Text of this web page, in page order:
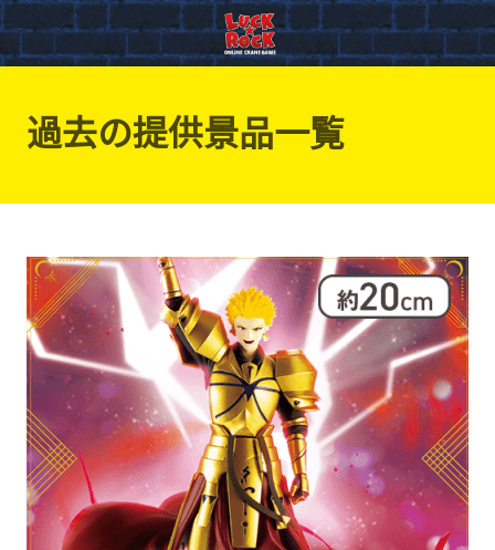
過去の提供景品一覧